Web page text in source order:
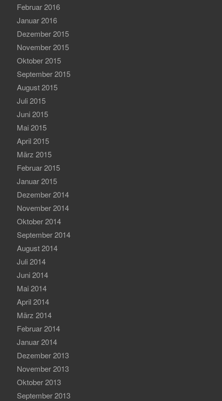
Februar 2016
Januar 2016
Dezember 2015
November 2015
Oktober 2015
September 2015
August 2015
Juli 2015
Juni 2015
Mai 2015
April 2015
März 2015
Februar 2015
Januar 2015
Dezember 2014
November 2014
Oktober 2014
September 2014
August 2014
Juli 2014
Juni 2014
Mai 2014
April 2014
März 2014
Februar 2014
Januar 2014
Dezember 2013
November 2013
Oktober 2013
September 2013